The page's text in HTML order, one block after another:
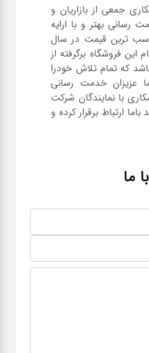
جمعی از بازاریان و
بهتر و با ارایه
ترین قیمت در سال
این فروشگاه برگرفته از
که تمام تلاش خودرا
عزیزان خدمت رسانی
با نمایندگان شرکت
ارتباط برقرار کرده و
ما